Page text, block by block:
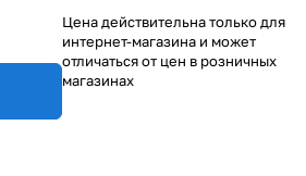
Цена действительна только для
интернет-магазина и может
отличаться от цен в розничных
магазинах